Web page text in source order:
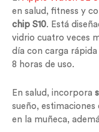
en salud, fitness y
chip S10. Está
vidrio cuatro veces
día con carga
8 horas de uso.
En salud, incorpora
sueño,
en la muñeca,